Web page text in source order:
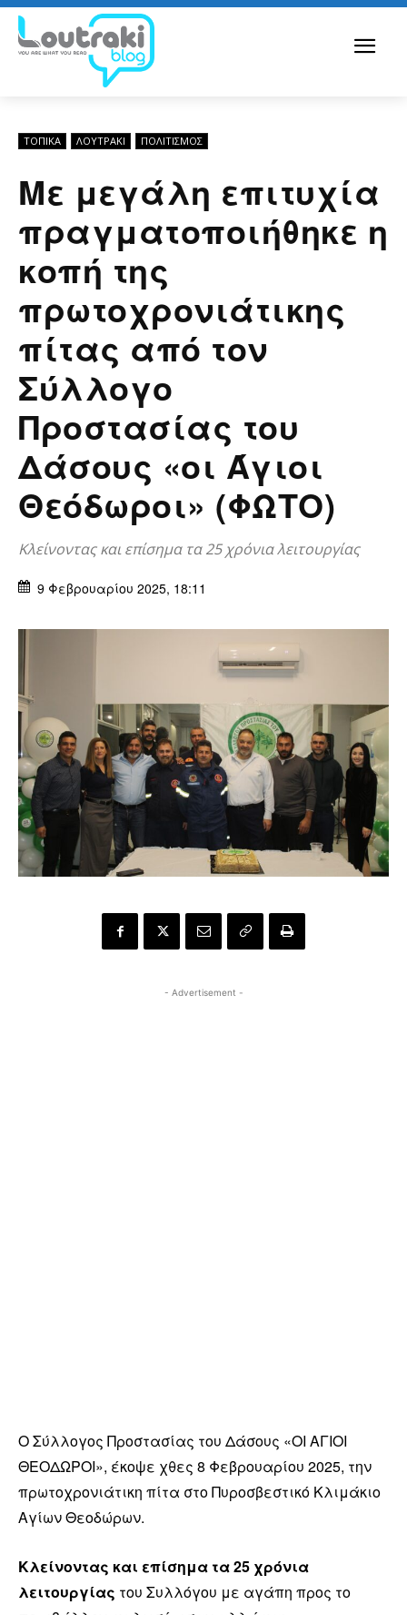
ΤΟΠΙΚΑ ΛΟΥΤΡΆΚΙ ΠΟΛΙΤΙΣΜΟΣ
Με μεγάλη επιτυχία
πραγματοποιήθηκε η
κοπή της
πρωτοχρονιάτικης
πίτας από τον
Σύλλογο
Προστασίας του
Δάσους «οι Άγιοι
Θεόδωροι» (ΦΩΤΟ)
Κλείνοντας και επίσημα τα 25 χρόνια λειτουργίας
9 Φεβρουαρίου 2025, 18:11
- Advertisement -
Ο Σύλλογος Προστασίας του Δάσους «ΟΙ ΑΓΙΟΙ
ΘΕΟΔΩΡΟΙ», έκοψε χθες 8 Φεβρουαρίου 2025, την
πρωτοχρονιάτικη πίτα στο Πυροσβεστικό Κλιμάκιο
Αγίων Θεοδώρων.
Κλείνοντας και επίσημα τα 25 χρόνια
λειτουργίας του Συλλόγου με αγάπη προς το